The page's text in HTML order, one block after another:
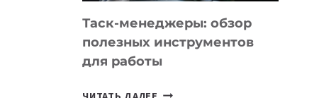
Таск-менеджеры: обзор
полезных инструментов
для работы
ТАСК-